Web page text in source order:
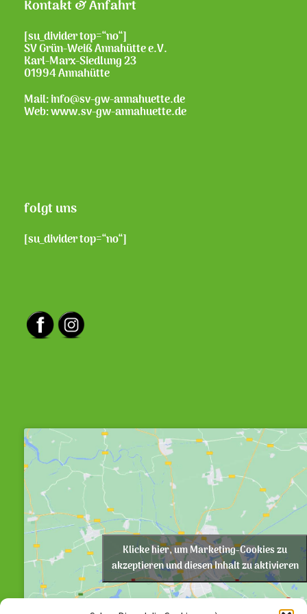
Kontakt & Anfahrt
[su_divider top=“no“]
SV Grün-Weiß Annahütte e.V.
Karl-Marx-Siedlung 23
01994 Annahütte
Mail: info@sv-gw-annahuette.de
Web:www.sv-gw-annahuette.de
folgt uns
[su_divider top=“no“]
Klicke hier, um Marketing-Cookies zu
akzeptieren und diesen Inhalt zu aktivieren